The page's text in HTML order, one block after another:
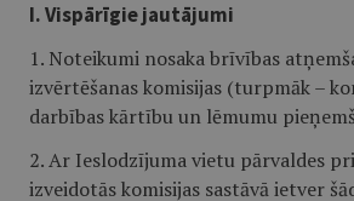
I. Vispārīgie jautājumi
1. Noteikumi nosaka brīvības
izvērtēšanas komisijas (turpmāk –
darbības kārtību un lēmumu
2. Ar Ieslodzījuma vietu pārvaldes
izveidotās komisijas sastāvā ietver